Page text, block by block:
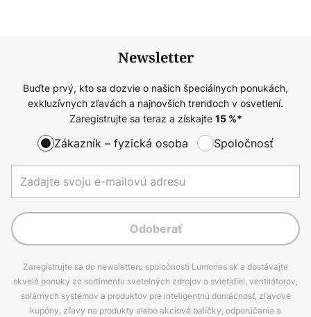
Newsletter
Buďte prvý, kto sa dozvie o našich špeciálnych ponukách,
exkluzívnych zľavách a najnovších trendoch v osvetlení.
Zaregistrujte sa teraz a získajte 15%*
Zákazník – fyzická osoba Spoločnosť
Odoberať
Zaregistrujte sa do newsletteru spoločnosti Lumories.sk a dostávajte
skvelé ponuky zo sortimentu svetelných zdrojov a svietidiel, ventilátorov,
solárnych systémov a produktov pre inteligentnú domácnosť, zľavové
kupóny, zľavy na produkty alebo akciové balíčky, odporúčania a